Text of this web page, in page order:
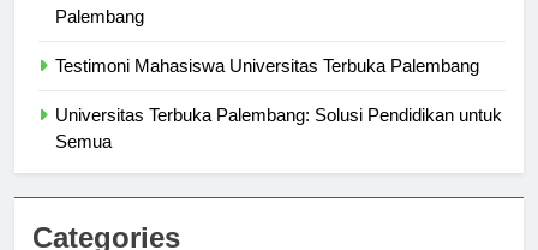
Peluang Karir Setelah Lulus dari Universitas Terbuka
Universitas Terbuka Palembang: Solusi Pendidikan untuk